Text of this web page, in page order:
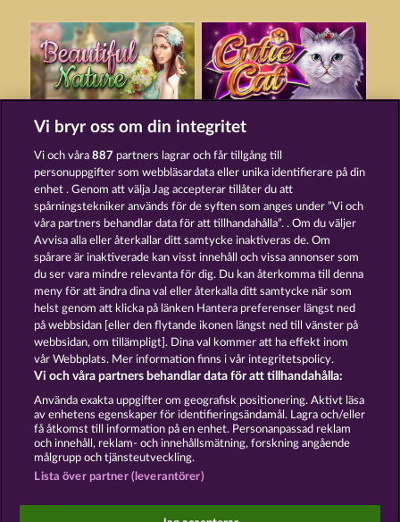
BEAUTIFUL NATURE CUTIE CAT
WILD RAPA NUI MAJESTIC KING
Användarvillkor Sekretesspolicy Avtryck
Om Företaget FAQ Facebook
Skicka in en begäran om att ångra köpet
Sociala casinospel är endast avsedda för
Vi bryr oss om din integritet
Vi och våra887 partners lagrar och får tillgång till
personuppgifter som webbläsardata eller unika identifierare på din
enhet . Genom att välja Jag accepterar tillåter du att
spårningstekniker används för de syften som anges under ”Vi och
våra partners behandlar data för att tillhandahålla”. . Om du väljer
Avvisa alla eller återkallar ditt samtycke inaktiveras de. Om
spårare är inaktiverade kan visst innehåll och vissa annonser som
du ser vara mindre relevanta för dig. Du kan återkomma till denna
meny för att ändra dina val eller återkalla ditt samtycke när som
helst genom att klicka på länken Hantera preferenser längst ned
på webbsidan [eller den flytande ikonen längst ned till vänster på
webbsidan, om tillämpligt]. Dina val kommer att ha effekt inom
vår Webbplats. Mer information finns i vår integritetspolicy.
Vi och våra partners behandlar data för att tillhandahålla:
Använda exakta uppgifter om geografisk positionering. Aktivt läsa
av enhetens egenskaper för identifieringsändamål. Lagra och/eller
få åtkomst till information på en enhet. Personanpassad reklam
och innehåll, reklam- och innehållsmätning, forskning angående
målgrupp och tjänsteutveckling.
Lista över partner (leverantörer)